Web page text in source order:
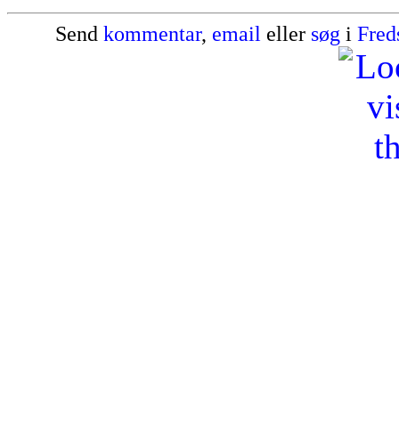
Send kommentar, email eller søg i